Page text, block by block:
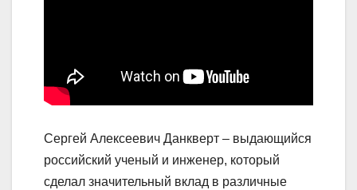
Сергей Алексеевич Данкверт – выдающийся
российский ученый и инженер, который
сделал значительный вклад в различные